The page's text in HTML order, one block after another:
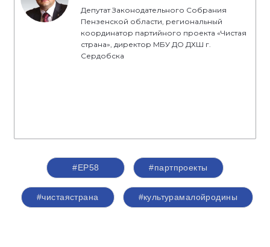
Депутат Законодательного Собрания
Пензенской области, региональный
координатор партийного проекта «Чистая
страна», директор МБУ ДО ДХШ г.
Сердобска
#ЕР58 #партпроекты
#чистаястрана #культурамалойродины